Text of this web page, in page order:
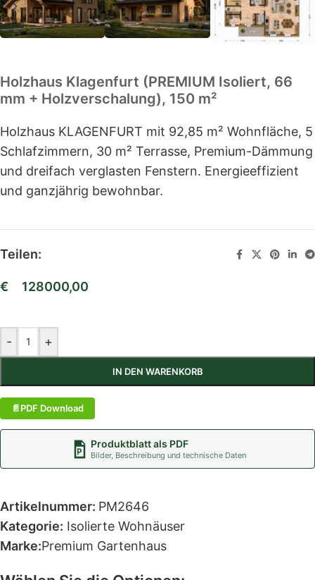
Holzhaus Klagenfurt (PREMIUM Isoliert, 66
mm + Holzverschalung), 150 m²
Holzhaus KLAGENFURT mit 92,85 m² Wohnfläche, 5
Schlafzimmern, 30 m² Terrasse, Premium-Dämmung
und dreifach verglasten Fenstern. Energieeffizient
und ganzjährig bewohnbar.
Teilen:
€ 128000,00
- +
IN DEN WARENKORB
PDF Download
Produktblatt als PDF
Bilder, Beschreibung und technische Daten
Artikelnummer: PM2646
Kategorie: Isolierte Wohnäuser
Marke:Premium Gartenhaus